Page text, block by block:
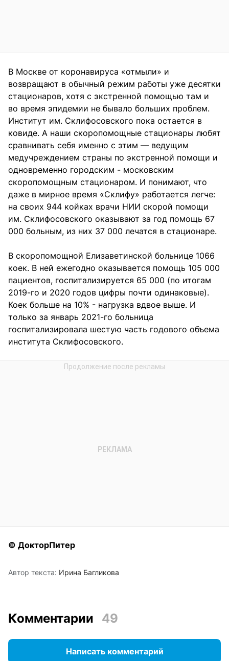
В Москве от коронавируса «отмыли» и
возвращают в обычный режим работы уже десятки
стационаров, хотя с экстренной помощью там и
во время эпидемии не бывало больших проблем.
Институт им. Склифосовского пока остается в
ковиде. А наши скоропомощные стационары любят
сравнивать себя именно с этим — ведущим
медучреждением страны по экстренной помощи и
одновременно городским - московским
скоропомощным стационаром. И понимают, что
даже в мирное время «Склифу» работается легче:
на своих 944 койках врачи НИИ скорой помощи
им. Склифосовского оказывают за год помощь 67
000 больным, из них 37 000 лечатся в стационаре.
В скоропомощной Елизаветинской больнице 1066
коек. В ней ежегодно оказывается помощь 105 000
пациентов, госпитализируется 65 000 (по итогам
2019-го и 2020 годов цифры почти одинаковые).
Коек больше на 10% - нагрузка вдвое выше. И
только за январь 2021-го больница
госпитализировала шестую часть годового объема
института Склифосовского.
© ДокторПитер
Автор текста: Ирина Багликова
Комментарии 49
Написать комментарий